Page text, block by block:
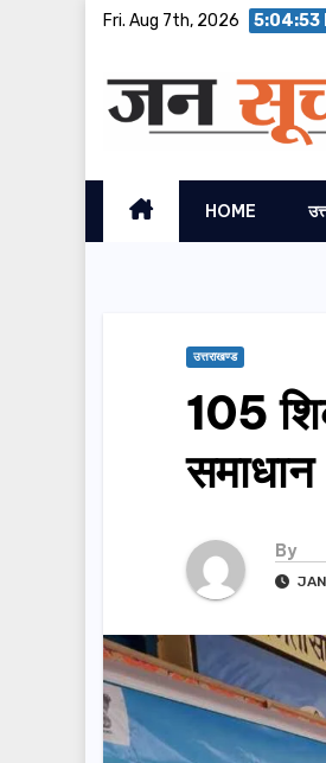
Fri. Aug 7th, 2026 5:04:54
HOME
उत्तराखण्ड
105
समाधान
By